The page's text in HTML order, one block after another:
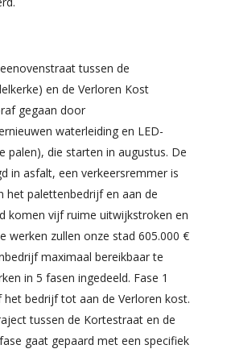
tussen de
en de Verloren Kost
gegaan door
waterleiding en LED-
palen), die starten in augustus. De
in asfalt, een verkeersremmer is
het palettenbedrijf en aan de
komen vijf ruime uitwijkstroken en
werken zullen onze stad 605.000 €
maximaal bereikbaar te
in 5 fasen ingedeeld. Fase 1
bedrijf tot aan de Verloren kost.
tussen de Kortestraat en de
gaat gepaard met een specifiek